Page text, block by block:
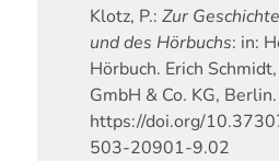
Klotz, P.: Zur
und des Hörbuchs: in:
Hörbuch. Erich
GmbH & Co. KG, Berlin.
https://doi.org/
503-20901-9.02